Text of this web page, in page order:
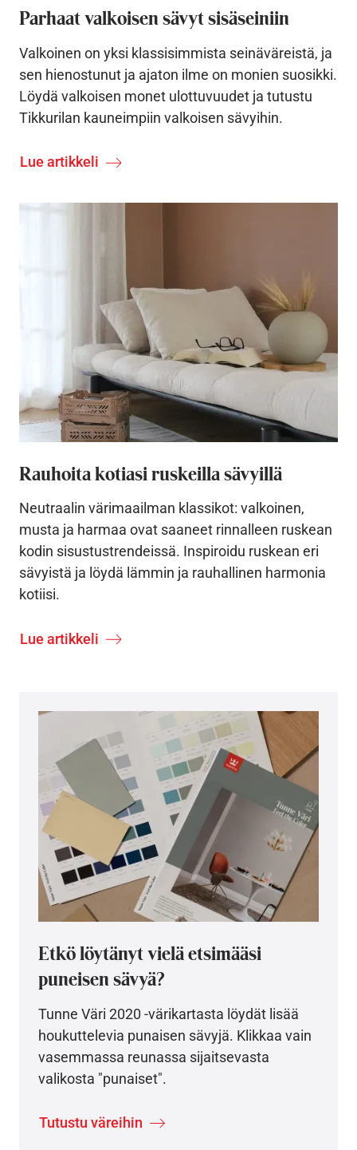
Parhaat valkoisen sävyt sisäseiniin
Valkoinen on yksi klassisimmista seinäväreistä, ja
sen hienostunut ja ajaton ilme on monien suosikki.
Löydä valkoisen monet ulottuvuudet ja tutustu
Tikkurilan kauneimpiin valkoisen sävyihin.
Lue artikkeli
Rauhoita kotiasi ruskeilla sävyillä
Neutraalin värimaailman klassikot: valkoinen,
musta ja harmaa ovat saaneet rinnalleen ruskean
kodin sisustustrendeissä. Inspiroidu ruskean eri
sävyistä ja löydä lämmin ja rauhallinen harmonia
kotiisi.
Lue artikkeli
Etkö löytänyt vielä etsimääsi
puneisen sävyä?
Tunne Väri 2020 -värikartasta löydät lisää
houkuttelevia punaisen sävyjä. Klikkaa vain
vasemmassa reunassa sijaitsevasta
valikosta "punaiset".
Tutustu väreihin